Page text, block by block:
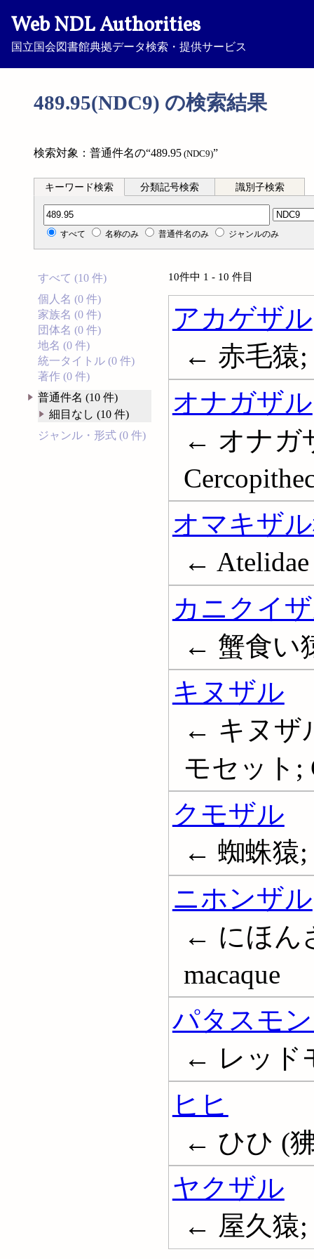
Web NDL Authorities
国立国会図書館典拠データ検索・提供サービス
489.95(NDC9) の検索結果
検索対象：普通件名の“489.95 (NDC9)”
キーワード検索 分類記号検索 識別子検索
分類記号検索
すべて 名称のみ 普通件名のみ ジャンルのみ
すべて (10 件)
個人名 (0 件)
家族名 (0 件)
団体名 (0 件)
地名 (0 件)
統一タイトル (0 件)
著作 (0 件)
普通件名 (10 件)
細目なし (10 件)
ジャンル・形式 (0 件)
10件中 1 - 10 件目
アカゲザル
← 赤毛猿;
オナガザル
← オナガ
オマキザ
← Atelidae
カニクイ
← 蟹食い
キヌザル
← キヌザ
モセット;
クモザル
← 蜘蛛猿;
ニホンザル
← にほん
macaque
パタスモ
← レッド
ヒヒ
← ひひ (
ヤクザル
← 屋久猿;